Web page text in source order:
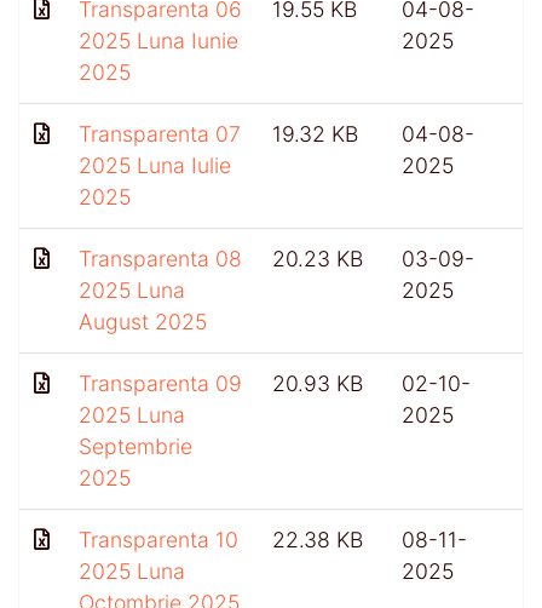
Transparenta 06
2025 Luna Iunie
2025
19.55 KB
04-08-
2025
Transparenta 07
2025 Luna Iulie
2025
19.32 KB
04-08-
2025
Transparenta 08
2025 Luna
August 2025
20.23 KB
03-09-
2025
Transparenta 09
2025 Luna
Septembrie
2025
20.93 KB
02-10-
2025
Transparenta 10
2025 Luna
Octombrie 2025
22.38 KB
08-11-
2025